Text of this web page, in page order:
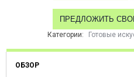
ПРЕДЛОЖИТЬ
Категории:
Готовые
ОБЗОР